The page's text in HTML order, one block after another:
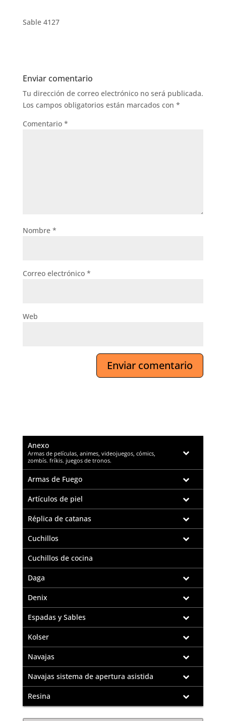
Sable 4127
Enviar comentario
Tu dirección de correo electrónico no será publicada.
Los campos obligatorios están marcados con *
Comentario *
Nombre *
Correo electrónico *
Web
Anexo
–
Armas de películas, animes, videojuegos, cómics,
zombís. fríkis. juegos de tronos.
Armas de Fuego
Artículos de piel
Réplica de catanas
Cuchillos
Cuchillos de cocina
Daga
Denix
Espadas y Sables
Kolser
Navajas
Navajas sistema de apertura asistida
Resina